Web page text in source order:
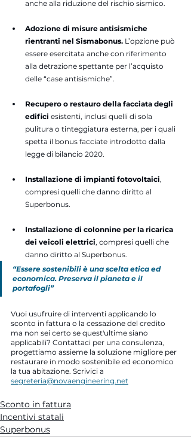
anche alla riduzione del rischio sismico.
Adozione di misure antisismiche
rientranti nel Sismabonus. L’opzione può
essere esercitata anche con riferimento
alla detrazione spettante per l’acquisto
delle “case antisismiche”.
Recupero o restauro della facciata degli
edifici esistenti, inclusi quelli di sola
pulitura o tinteggiatura esterna, per i quali
spetta il bonus facciate introdotto dalla
legge di bilancio 2020.
Installazione di impianti fotovoltaici,
compresi quelli che danno diritto al
Superbonus.
Installazione di colonnine per la ricarica
dei veicoli elettrici, compresi quelli che
danno diritto al Superbonus.
“Essere sostenibili è una scelta etica ed
economica. Preserva il pianeta e il
portafogli”
Vuoi usufruire di interventi applicando lo
sconto in fattura o la cessazione del credito
ma non sei certo se quest'ultime siano
applicabili? Contattaci per una consulenza,
progettiamo assieme la soluzione migliore per
restaurare in modo sostenibile ed economico
la tua abitazione. Scrivici a
segreteria@novaengineering.net
Sconto in fattura
Incentivi statali
Superbonus